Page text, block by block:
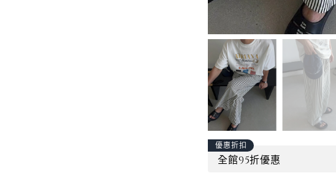
優惠折扣
全館95折優惠